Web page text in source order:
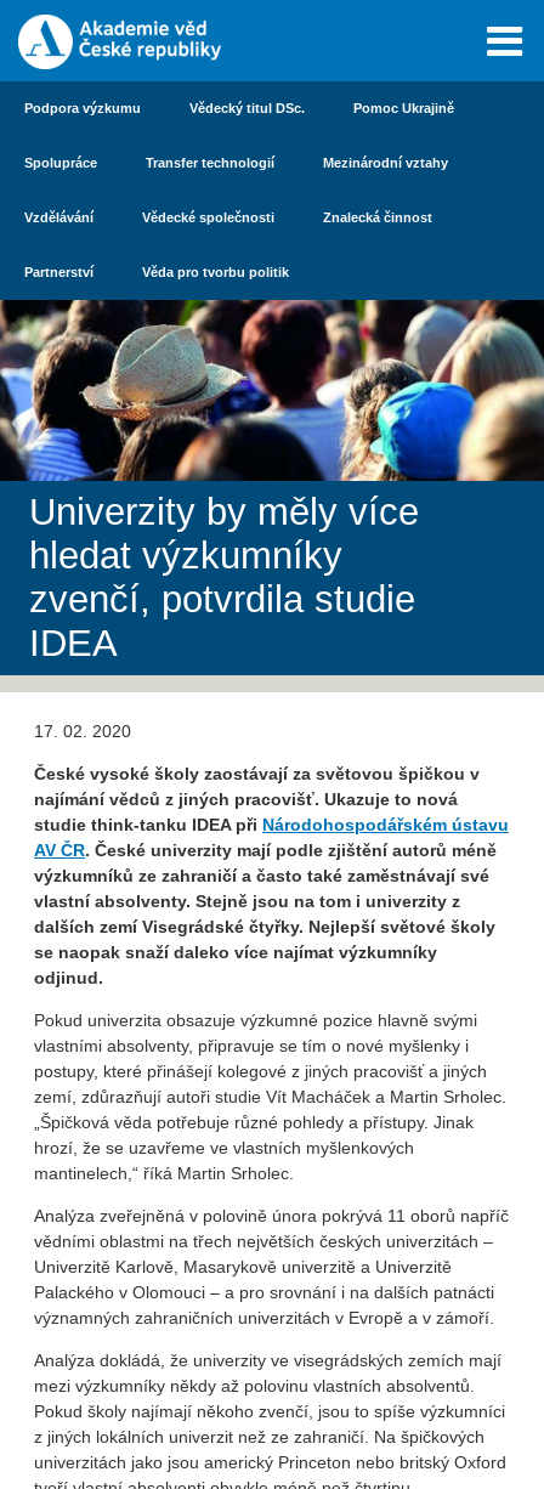
Podpora výzkumu Vědecký titul DSc. Pomoc Ukrajině
Spolupráce Transfer technologií Mezinárodní vztahy
Vzdělávání Vědecké společnosti Znalecká činnost
Partnerství Věda pro tvorbu politik
Univerzity by měly více
hledat výzkumníky
zvenčí, potvrdila studie
IDEA
17. 02. 2020
České vysoké školy zaostávají za světovou špičkou v
najímání vědců z jiných pracovišť. Ukazuje to nová
studie think-tanku IDEA při Národohospodářském ústavu
AV ČR. České univerzity mají podle zjištění autorů méně
výzkumníků ze zahraničí a často také zaměstnávají své
vlastní absolventy. Stejně jsou na tom i univerzity z
dalších zemí Visegrádské čtyřky. Nejlepší světové školy
se naopak snaží daleko více najímat výzkumníky
odjinud.
Pokud univerzita obsazuje výzkumné pozice hlavně svými
vlastními absolventy, připravuje se tím o nové myšlenky i
postupy, které přinášejí kolegové z jiných pracovišť a jiných
zemí, zdůrazňují autoři studie Vít Macháček a Martin Srholec.
„Špičková věda potřebuje různé pohledy a přístupy. Jinak
hrozí, že se uzavřeme ve vlastních myšlenkových
mantinelech,“ říká Martin Srholec.
Analýza zveřejněná v polovině února pokrývá 11 oborů napříč
vědními oblastmi na třech největších českých univerzitách –
Univerzitě Karlově, Masarykově univerzitě a Univerzitě
Palackého v Olomouci – a pro srovnání i na dalších patnácti
významných zahraničních univerzitách v Evropě a v zámoří.
Analýza dokládá, že univerzity ve visegrádských zemích mají
mezi výzkumníky někdy až polovinu vlastních absolventů.
Pokud školy najímají někoho zvenčí, jsou to spíše výzkumníci
z jiných lokálních univerzit než ze zahraničí. Na špičkových
univerzitách jako jsou americký Princeton nebo britský Oxford